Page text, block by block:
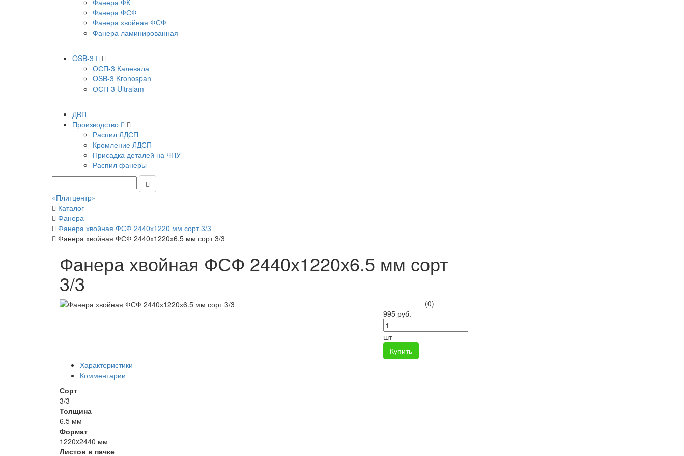
Фанера ФК
Фанера ФСФ
Фанера хвойная ФСФ
Фанера ламинированная
OSB-3
ОСП-3 Калевала
OSB-3 Kronospan
ОСП-3 Ultralam
ДВП
Производство
Распил ЛДСП
Кромление ЛДСП
Присадка деталей на ЧПУ
Распил фанеры
«Плитцентр»
Каталог
Фанера
Фанера хвойная ФСФ 2440х1220 мм сорт 3/3
Фанера хвойная ФСФ 2440х1220х6.5 мм сорт 3/3
Фанера хвойная ФСФ 2440х1220х6.5 мм сорт
3/3
(0)
995 руб.
шт
Купить
Характеристики
Комментарии
Сорт
3/3
Толщина
6.5 мм
Формат
1220x2440 мм
Листов в пачке